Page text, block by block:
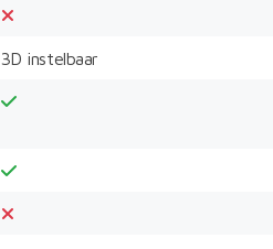
3D instelbaar